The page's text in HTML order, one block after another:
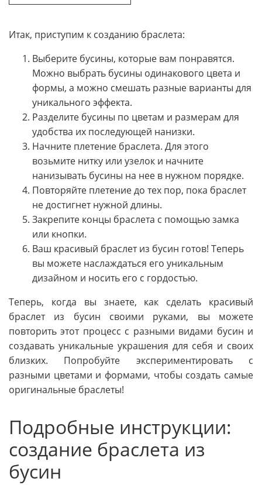
Итак, приступим к созданию браслета:
Выберите бусины, которые вам понравятся.
Можно выбрать бусины одинакового цвета и
формы, а можно смешать разные варианты для
уникального эффекта.
Разделите бусины по цветам и размерам для
удобства их последующей нанизки.
Начните плетение браслета. Для этого
возьмите нитку или узелок и начните
нанизывать бусины на нее в нужном порядке.
Повторяйте плетение до тех пор, пока браслет
не достигнет нужной длины.
Закрепите концы браслета с помощью замка
или кнопки.
Ваш красивый браслет из бусин готов! Теперь
вы можете наслаждаться его уникальным
дизайном и носить его с гордостью.
Теперь, когда вы знаете, как сделать красивый
браслет из бусин своими руками, вы можете
повторить этот процесс с разными видами бусин и
создавать уникальные украшения для себя и своих
близких. Попробуйте экспериментировать с
разными цветами и формами, чтобы создать самые
оригинальные браслеты!
Подробные инструкции:
создание браслета из
бусин